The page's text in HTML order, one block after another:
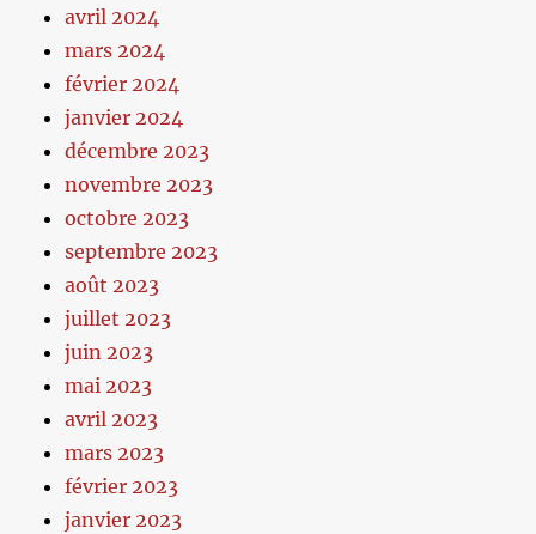
avril 2024
mars 2024
février 2024
janvier 2024
décembre 2023
novembre 2023
octobre 2023
septembre 2023
août 2023
juillet 2023
juin 2023
mai 2023
avril 2023
mars 2023
février 2023
janvier 2023